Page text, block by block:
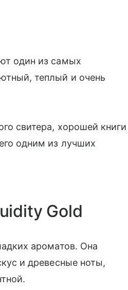
один из самых
теплый и очень
свитера, хорошей книги
одним из лучших
Gold
ароматов. Она
и древесные ноты,